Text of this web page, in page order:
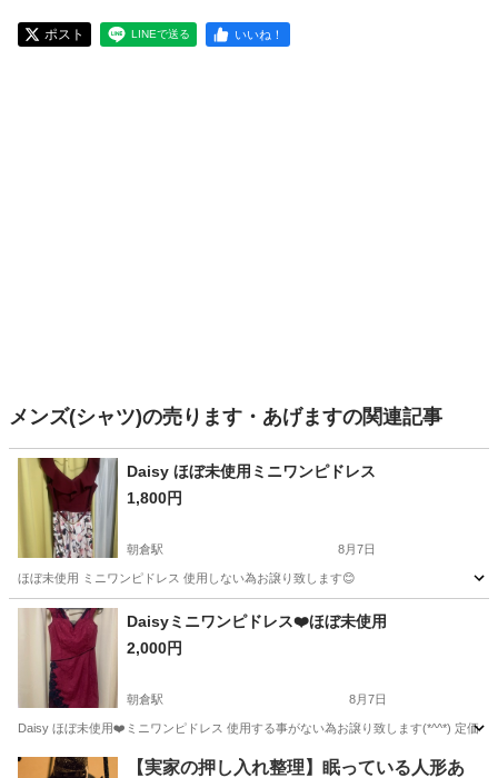
ポスト LINEで送る いいね！
メンズ(シャツ)の売ります・あげますの関連記事
Daisy ほぼ未使用ミニワンピドレス
1,800円
朝倉駅 8月7日
ほぼ未使用 ミニワンピドレス 使用しない為お譲り致します😊
愛知 知多市 ワンピース
Daisyミニワンピドレス❤️ほぼ未使用
2,000円
朝倉駅 8月7日
Daisy ほぼ未使用❤️ミニワンピドレス 使用する事がない為お譲り致します(*^^*) 定価1
愛知 知多市 朝倉駅 ドレス
【実家の押し入れ整理】眠っている人形あ